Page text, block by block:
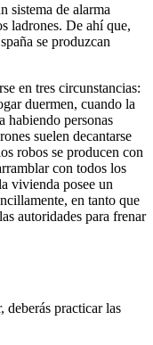
sistema de alarma
ladrones. De ahí que,
se produzcan
en tres circunstancias:
duermen, cuando la
habiendo personas
suelen decantarse
robos se producen con
con todos los
vivienda posee un
en tanto que
autoridades para frenar
deberás practicar las